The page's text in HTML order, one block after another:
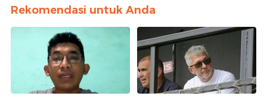
Rekomendasi untuk Anda